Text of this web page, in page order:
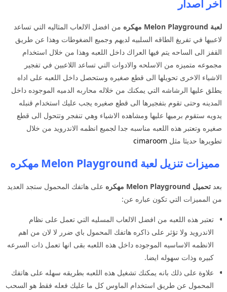
اخر اصدار
لعبة Melon Playground مهكره
من افضل الالعاب المثاليه التي تساعد
لاعبيها في تفريغ الطاقه السلبيه لديهم وجميع الضغوطات وهذا عن طريق
القفز الى الساحه يتم فيها العراك داخل اللعبه وهذا من خلال استخدام
مجموعه متميزه من الاسلحه والادوات التي تساعد اللاعبين في تفجير
الاشياء الاخرى تحويلها الى قطع صغيره وستحصل داخل اللعبه على اداه
يطلق عليها الرشاشه التي يمكنك من خلاله محاربه الدميه الموجوده داخل
المدينه وحتى تقوم بتفجيرها الى قطع صغيره يجب عليك استخدام قنبله
يدويه ستقوم برميها عليها ومشاهده الاشياء وهي تنفجر وتتحول الى قطع
صغيره وتعتبر هذه اللعبه مناسبه جدا لجميع انظمه الاندرويد من خلال
تطويرها حديثا مثل cimaroom
مميزات تنزيل لعبة Melon Playground مهكره
بعد تحميل Melon Playground مهكره
على هاتفك المحمول ستجد العديد
من المميزات التي تكون عباره عن:
تعتبر هذه اللعبه من افضل الالعاب المسليه التي تعمل على نظام
الاندرويد ولا تؤثر على ذاكره هاتفك المحمول باي ضرر لا لان من اهم
الانظمه الاساسيه الموجوده داخل هذه اللعبه بقى انها تعمل ذات السرعه
كبيره وذات سهوله ايضا.
علاوة على ذلك بانه يمكنك تشغيل هذه اللعبه بطريقه سهله على هاتفك
المحمول عن طريق استخدام الماوس كل ما عليك فعله فقط هو السحب